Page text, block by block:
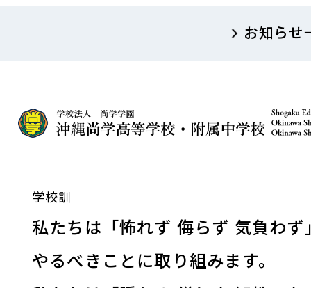
お知らせ
学校訓
私たちは「怖れず 侮らず 気負わず
やるべきことに取り組みます。